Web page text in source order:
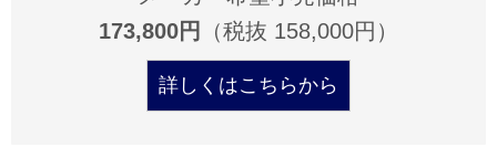
173,800円
（税抜 158,000円）
詳しくはこちらから